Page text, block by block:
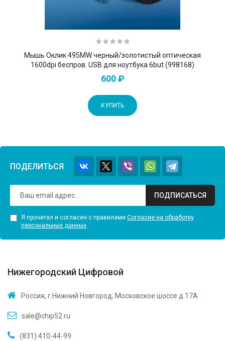
Мышь Оклик 495MW черный/золотистый оптическая
1600dpi беспров. USB для ноутбука 6but (998168)
600 ₽
КУПИТЬ
ПОДЕЛИТЬСЯ
ПОДПИСАТЬСЯ
Я прочитал и согласен с правилами Согласие на обработку
персональных данных
Нижегородский Цифровой
Россия, г.Нижний Новгород, Московское шоссе д 17А
sale@chip52.ru
(831) 410-44-99